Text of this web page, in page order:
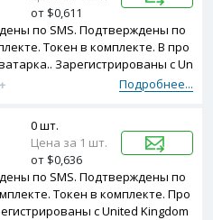
по SMS. Подтверждены по
Токен в комплекте. В про
Зарегистрированы с Un
Подробнее...
от $0,611
по SMS. Подтверждены по
Токен в комплекте. Про
с United Kingdom
0 шт.
Цена за 1 шт.
от $0,636